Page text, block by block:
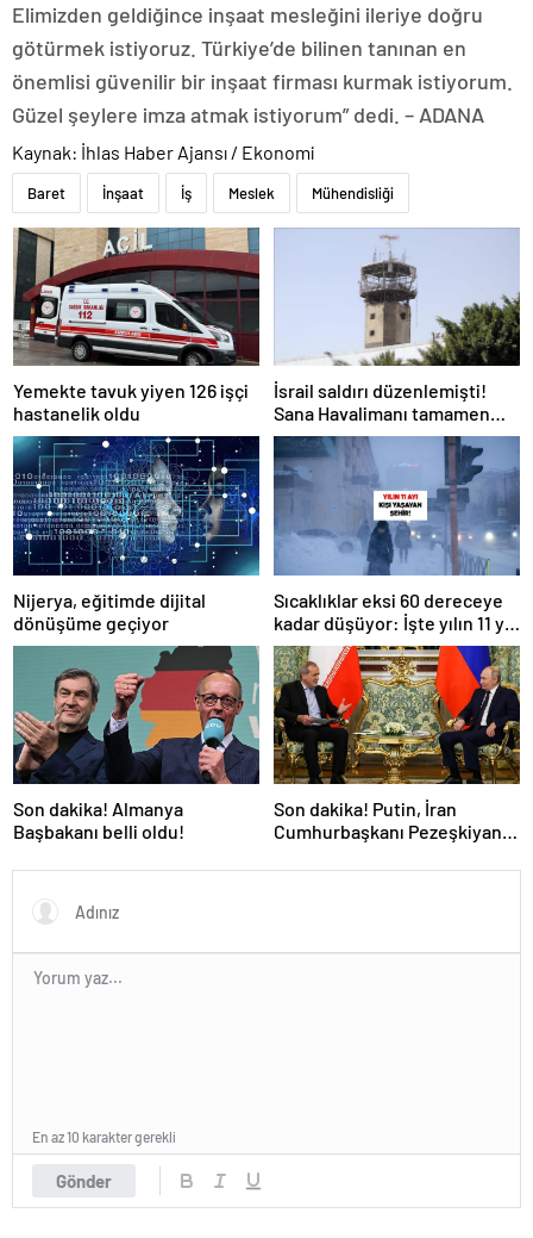
Elimizden geldiğince inşaat mesleğini ileriye doğru
götürmek istiyoruz. Türkiye’de bilinen tanınan en
önemlisi güvenilir bir inşaat firması kurmak istiyorum.
Güzel şeylere imza atmak istiyorum” dedi. – ADANA
Kaynak: İhlas Haber Ajansı / Ekonomi
Baret İnşaat İş Meslek Mühendisliği
Yemekte tavuk yiyen 126 işçi
hastanelik oldu
İsrail saldırı düzenlemişti!
Sana Havalimanı tamamen
hizmet dışı kaldı
Nijerya, eğitimde dijital
dönüşüme geçiyor
Sıcaklıklar eksi 60 dereceye
kadar düşüyor: İşte yılın 11 yılı
kışı yaşayan şehir!
Son dakika! Almanya
Başbakanı belli oldu!
Son dakika! Putin, İran
Cumhurbaşkanı Pezeşkiyan
Gönder
En az 10 karakter gerekli